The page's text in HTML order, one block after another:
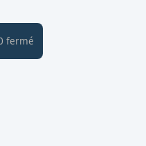
fermé